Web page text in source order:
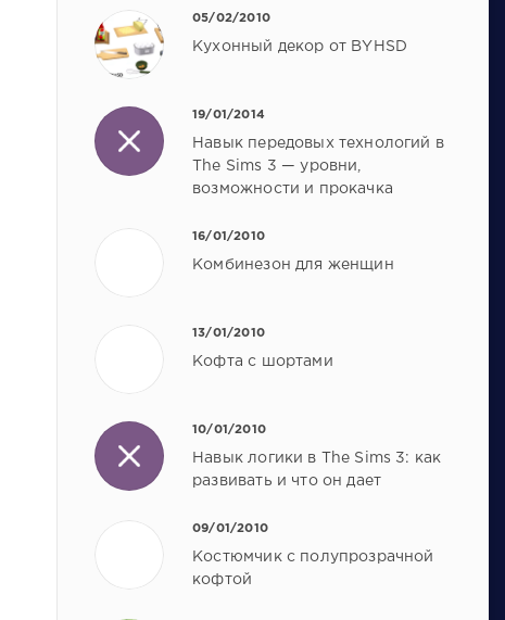
05/02/2010
Кухонный декор от BYHSD
19/01/2014
Навык передовых технологий в
The Sims 3 — уровни,
возможности и прокачка
16/01/2010
Комбинезон для женщин
13/01/2010
Кофта с шортами
10/01/2010
Навык логики в The Sims 3: как
развивать и что он дает
09/01/2010
Костюмчик с полупрозрачной
кофтой